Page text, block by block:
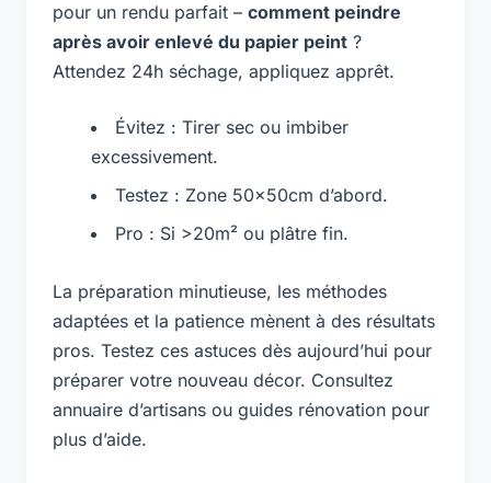
pour un rendu parfait – comment peindre
après avoir enlevé du papier peint ?
Attendez 24h séchage, appliquez apprêt.
Évitez : Tirer sec ou imbiber
excessivement.
Testez : Zone 50x50cm d’abord.
Pro : Si >20m² ou plâtre fin.
La préparation minutieuse, les méthodes
adaptées et la patience mènent à des résultats
pros. Testez ces astuces dès aujourd’hui pour
préparer votre nouveau décor. Consultez
annuaire d’artisans ou guides rénovation pour
plus d’aide.